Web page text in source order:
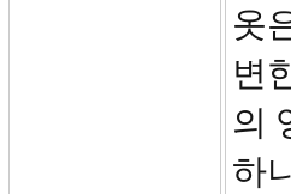
옷
변
의
하